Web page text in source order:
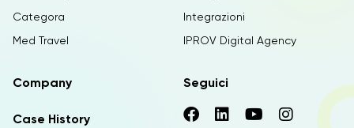
Categora
Med Travel
Integrazioni
IPROV Digital Agency
Company
Case History
Seguici